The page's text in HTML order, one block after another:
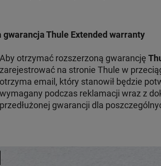
gwarancja Thule Extended warranty
Aby otrzymać rozszerzoną gwarancję
zarejestrować na stronie Thule w
otrzyma email, który stanowił będzie
wymagany podczas reklamacji wraz z
przedłużonej gwarancji dla